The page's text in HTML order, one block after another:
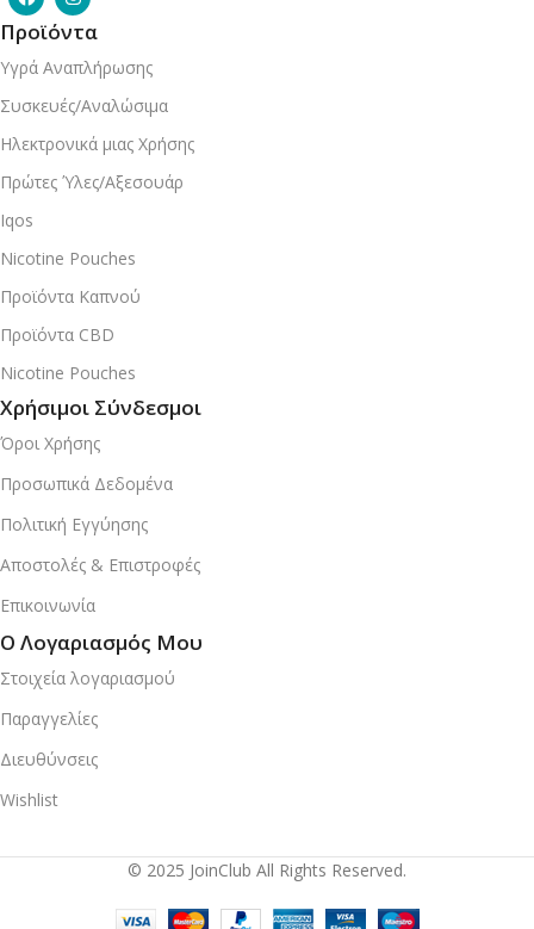
Προϊόντα
Υγρά Αναπλήρωσης
Συσκευές/Αναλώσιμα
Ηλεκτρονικά μιας Χρήσης
Πρώτες Ύλες/Αξεσουάρ
Iqos
Nicotine Pouches
Προϊόντα Καπνού
Προϊόντα CBD
Nicotine Pouches
Χρήσιμοι Σύνδεσμοι
Όροι Χρήσης
Προσωπικά Δεδομένα
Πολιτική Εγγύησης
Αποστολές & Επιστροφές
Επικοινωνία
Ο Λογαριασμός Μου
Στοιχεία λογαριασμού
Παραγγελίες
Διευθύνσεις
Wishlist
© 2025 JoinClub All Rights Reserved.